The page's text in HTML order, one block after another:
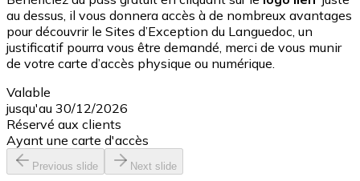
au dessus, il vous donnera accès à de nombreux avantages
pour découvrir le Sites d’Exception du Languedoc, un
justificatif pourra vous être demandé, merci de vous munir
de votre carte d’accès physique ou numérique.
Valable
jusqu'au 30/12/2026
Réservé aux clients
Ayant une carte d'accès
Previous slide Next slide